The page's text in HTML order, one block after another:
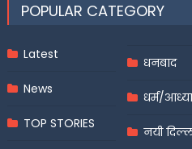
POPULAR CATEGORY
Latest
News
TOP STORIES
धनबाद
धर्म/
नयी